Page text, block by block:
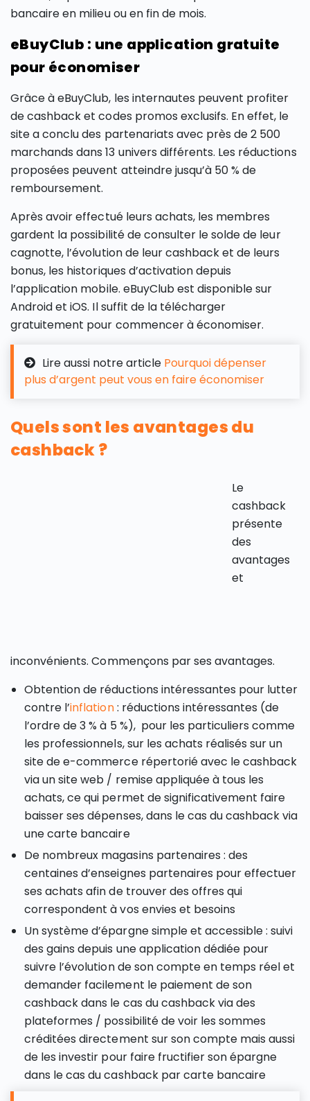
bancaire en milieu ou en fin de mois.
eBuyClub : une application gratuite
pour économiser
Grâce à eBuyClub, les internautes peuvent profiter
de cashback et codes promos exclusifs. En effet, le
site a conclu des partenariats avec près de 2 500
marchands dans 13 univers différents. Les réductions
proposées peuvent atteindre jusqu’à 50 % de
remboursement.
Après avoir effectué leurs achats, les membres
gardent la possibilité de consulter le solde de leur
cagnotte, l’évolution de leur cashback et de leurs
bonus, les historiques d’activation depuis
l’application mobile. eBuyClub est disponible sur
Android et iOS. Il suffit de la télécharger
gratuitement pour commencer à économiser.
Lire aussi notre article Pourquoi dépenser
plus d’argent peut vous en faire économiser
Quels sont les avantages du
cashback ?
Le
cashback
présente
des
avantages
et
inconvénients. Commençons par ses avantages.
Obtention de réductions intéressantes pour lutter
contre l’inflation: réductions intéressantes (de
l’ordre de 3 % à 5 %), pour les particuliers comme
les professionnels, sur les achats réalisés sur un
site de e-commerce répertorié avec le cashback
via un site web / remise appliquée à tous les
achats, ce qui permet de significativement faire
baisser ses dépenses, dans le cas du cashback via
une carte bancaire
De nombreux magasins partenaires : des
centaines d’enseignes partenaires pour effectuer
ses achats afin de trouver des offres qui
correspondent à vos envies et besoins
Un système d’épargne simple et accessible : suivi
des gains depuis une application dédiée pour
suivre l’évolution de son compte en temps réel et
demander facilement le paiement de son
cashback dans le cas du cashback via des
plateformes / possibilité de voir les sommes
créditées directement sur son compte mais aussi
de les investir pour faire fructifier son épargne
dans le cas du cashback par carte bancaire